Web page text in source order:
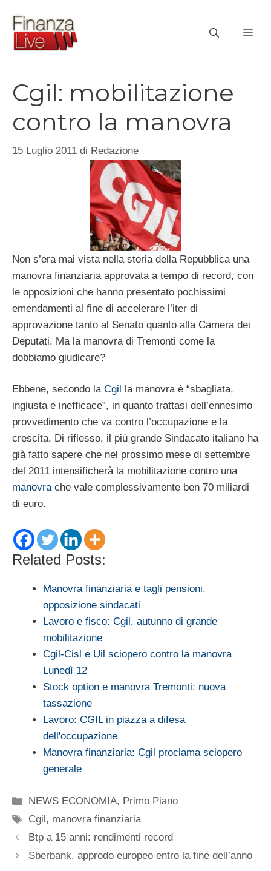
contenuto
Cgil: mobilitazione
contro la manovra
15 Luglio 2011 di Redazione
Non s’era mai vista nella storia della Repubblica una
manovra finanziaria approvata a tempo di record, con
le opposizioni che hanno presentato pochissimi
emendamenti al fine di accelerare l’iter di
approvazione tanto al Senato quanto alla Camera dei
Deputati. Ma la manovra di Tremonti come la
dobbiamo giudicare?
Ebbene, secondo la Cgil
la manovra è “sbagliata,
ingiusta e inefficace”, in quanto trattasi dell’ennesimo
provvedimento che va contro l’occupazione e la
crescita. Di riflesso, il più grande Sindacato italiano ha
già fatto sapere che nel prossimo mese di settembre
del 2011 intensificherà la mobilitazione contro una
manovrache vale complessivamente ben 70 miliardi
di euro.
Related Posts:
Manovra finanziaria e tagli pensioni,
opposizione sindacati
Lavoro e fisco: Cgil, autunno di grande
mobilitazione
Cgil-Cisl e Uil sciopero contro la manovra
Lunedì 12
Stock option e manovra Tremonti: nuova
tassazione
Lavoro: CGIL in piazza a difesa
dell'occupazione
Manovra finanziaria: Cgil proclama sciopero
generale
Categorie
NEWS ECONOMIA, Primo Piano
Tag
Cgil , manovra finanziaria
Btp a 15 anni: rendimenti record
Sberbank, approdo europeo entro la fine dell’anno